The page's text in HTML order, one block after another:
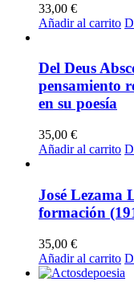
33,00 €
Añadir al carrito
Del Deus
pensamiento
en su poesía
35,00 €
Añadir al carrito
José Lezama
formación
35,00 €
Añadir al carrito